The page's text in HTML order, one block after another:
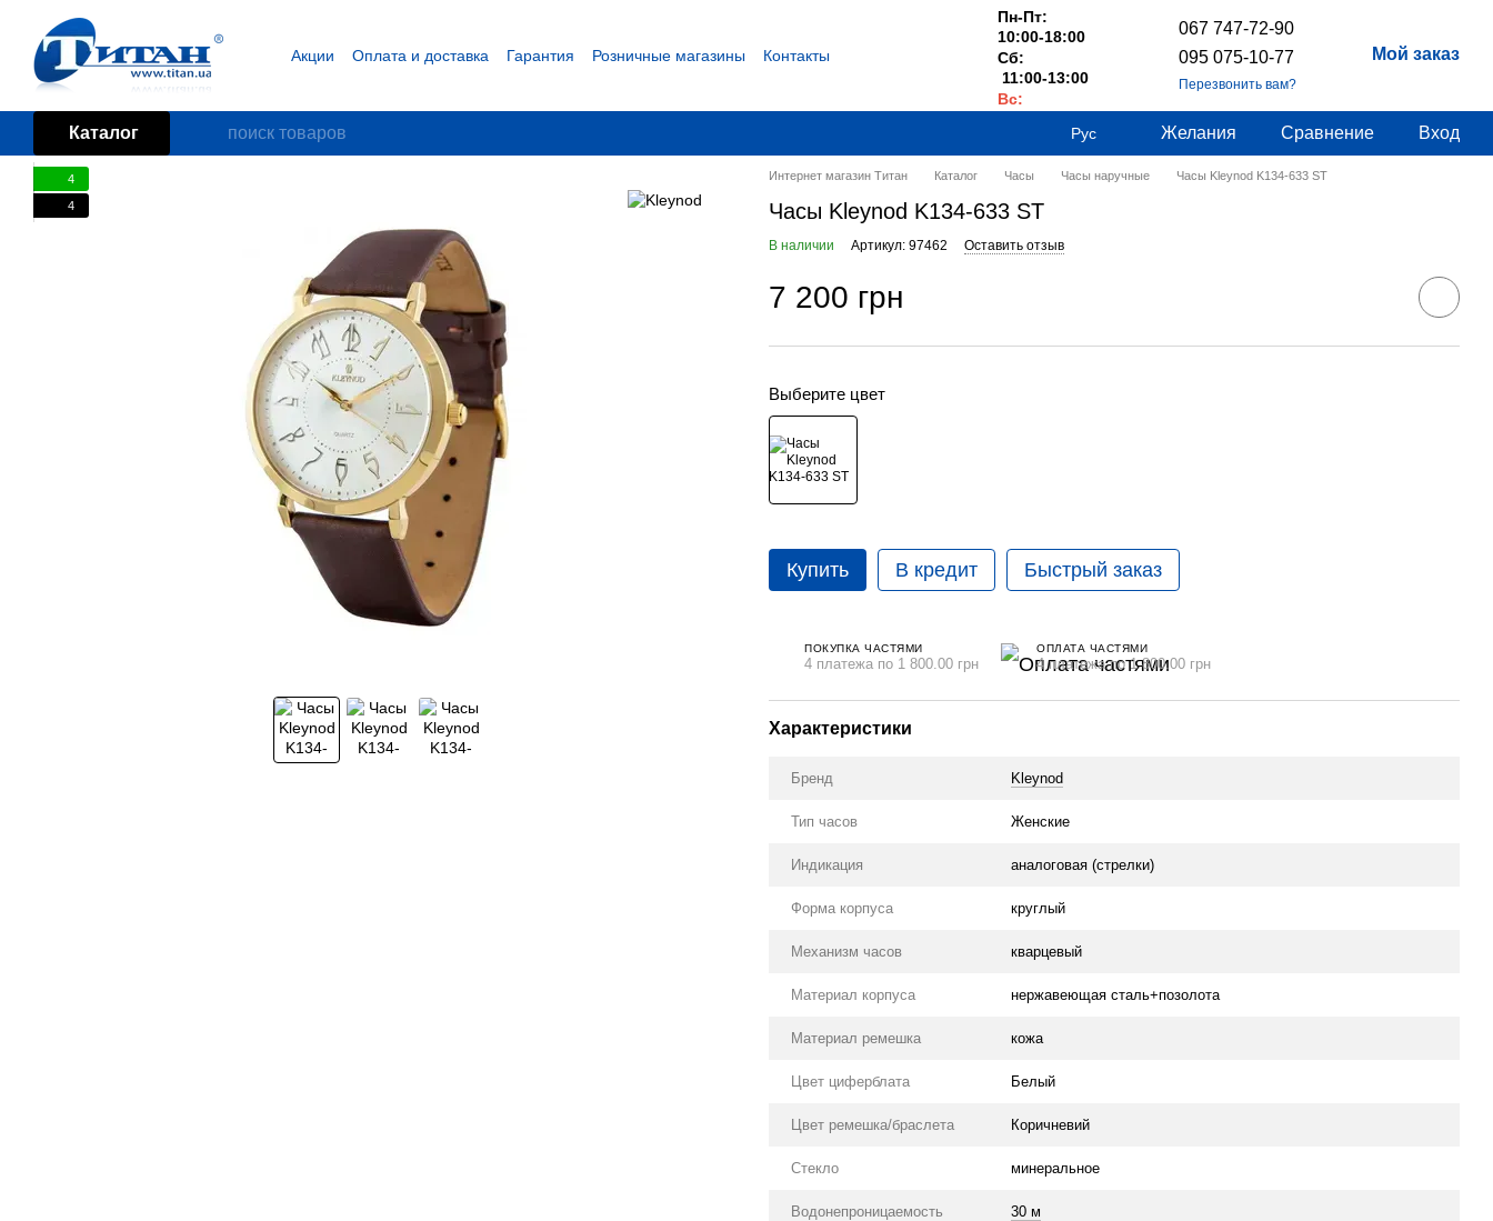
Перейти к основному контенту
Акции Оплата и доставка Гарантия Розничные магазины
Контакты
Пн-Пт:
10:00-18:00
Сб:
11:00-13:00
Вс:
067 747-72-90
095 075-10-77
Перезвонить вам?
Мой заказ
Каталог Рус Желания Сравнение Вход
4
4
Интернет магазин Титан Каталог Часы Часы наручные Часы Kleynod K134-633 ST
Часы Kleynod K134-633 ST
В наличии Артикул: 97462 Оставить отзыв
7 200 грн
Выберите цвет
Купить В кредит Быстрый заказ
ПОКУПКА ЧАСТЯМИ
4 платежа по 1 800.00 грн
ОПЛАТА ЧАСТЯМИ
4 платежа по 1 800.00 грн
Характеристики
Бренд Kleynod
Тип часов Женские
Индикация аналоговая (стрелки)
Форма корпуса круглый
Механизм часов кварцевый
Материал корпуса нержавеющая сталь+позолота
Материал ремешка кожа
Цвет циферблата Белый
Цвет ремешка/браслета Коричневий
Стекло минеральное
Водонепроницаемость 30 м